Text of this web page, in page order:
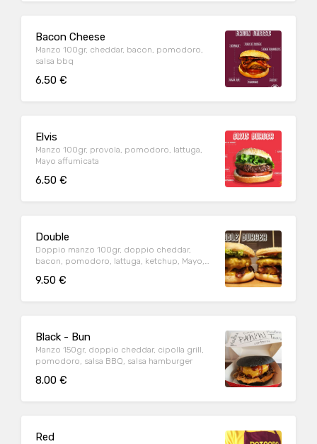
Bacon Cheese
Manzo 100gr, cheddar, bacon, pomodoro,
salsa bbq
6.50 €
Elvis
Manzo 100gr, provola, pomodoro, lattuga,
Mayo affumicata
6.50 €
Double
Doppio manzo 100gr, doppio cheddar,
bacon, pomodoro, lattuga, ketchup, Mayo,
9.50 €
Black - Bun
Manzo 150gr, doppio cheddar, cipolla grill,
pomodoro, salsa BBQ, salsa hamburger
8.00 €
Red